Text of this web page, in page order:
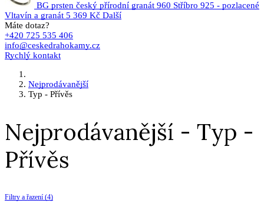
BG prsten český přírodní granát 960 Stříbro 925 - pozlacené
Vltavín a granát 5 369 Kč Další
Máte dotaz?
+420 725 535 406
info@ceskedrahokamy.cz
Rychlý kontakt
Nejprodávanější
Typ - Přívěs
Nejprodávanější - Typ -
Přívěs
Filtry a řazení (4)